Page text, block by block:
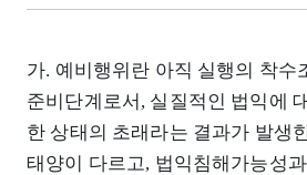
가. 예비행위란 아직 실행의 착수
준비단계로서, 실질적인 법익에
한 상태의 초래라는 결과가 발생
태양이 다르고, 법익침해가능성